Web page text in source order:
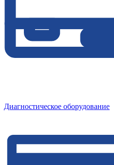
Диагностическое оборудование